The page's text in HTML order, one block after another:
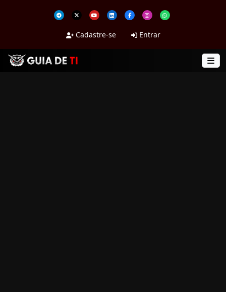
Cadastre-se Entrar